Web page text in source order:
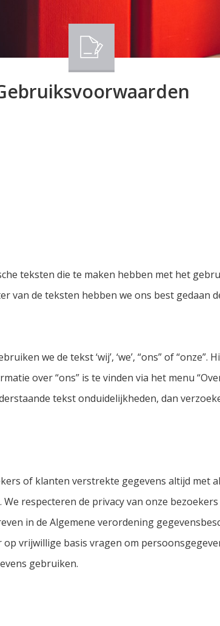
teksten die te maken hebben met het
van de teksten hebben we ons best gedaan
we de tekst ‘wij’, ‘we’, “ons” of “onze”.
over “ons” is te vinden via het menu
tekst onduidelijkheden, dan
of klanten verstrekte gegevens altijd met
respecteren de privacy van onze
in de Algemene verordening
op vrijwillige basis vragen om
gebruiken.